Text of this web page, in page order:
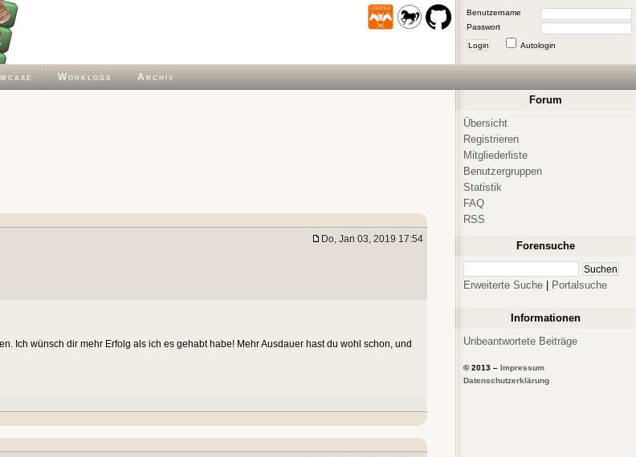
Benutzername
Passwort
Login Autologin
Worklogs Archiv
Do, Jan 03, 2019 17:54
Ich wünsch dir mehr Erfolg als ich es gehabt habe! Mehr Ausdauer hast du wohl schon, und
Forum
Übersicht
Registrieren
Mitgliederliste
Benutzergruppen
Statistik
FAQ
RSS
Forensuche
Erweiterte Suche Portalsuche
Informationen
Unbeantwortete Beiträge
© 2013 – Impressum
Datenschutzerklärung